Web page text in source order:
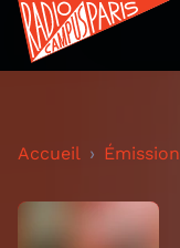
Accueil